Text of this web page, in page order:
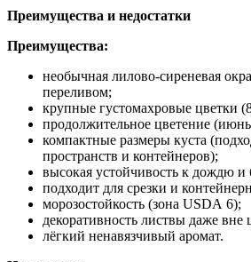
Преимущества и недостатки
Преимущества:
необычная лилово‑сиреневая
переливом;
крупные густомахровые цветки
продолжительное цветение
компактные размеры куста
пространств и контейнеров);
высокая устойчивость к дождю и
подходит для срезки и
морозостойкость (зона USDA 6);
декоративность листвы даже вне
лёгкий ненавязчивый аромат.